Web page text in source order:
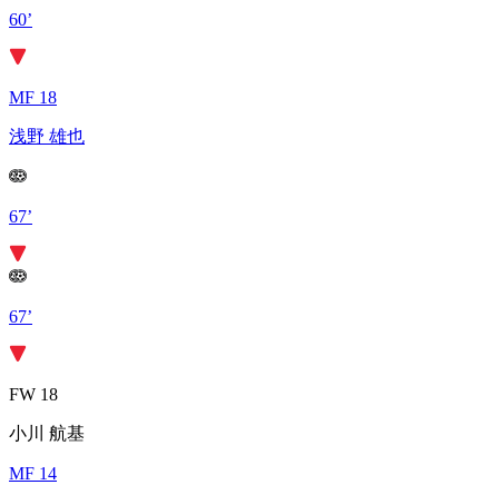
60’
MF 18
浅野 雄也
67’
67’
FW 18
小川 航基
MF 14